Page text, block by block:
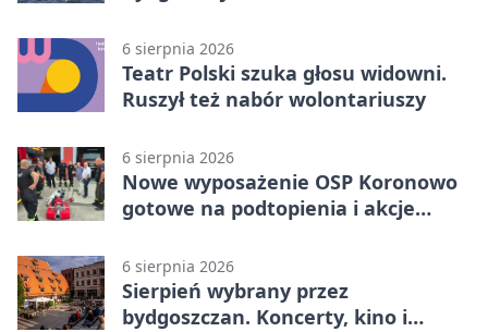
6 sierpnia 2026
Teatr Polski szuka głosu widowni.
Ruszył też nabór wolontariuszy
6 sierpnia 2026
Nowe wyposażenie OSP Koronowo
gotowe na podtopienia i akcje
6 sierpnia 2026
Sierpień wybrany przez
bydgoszczan. Koncerty, kino i